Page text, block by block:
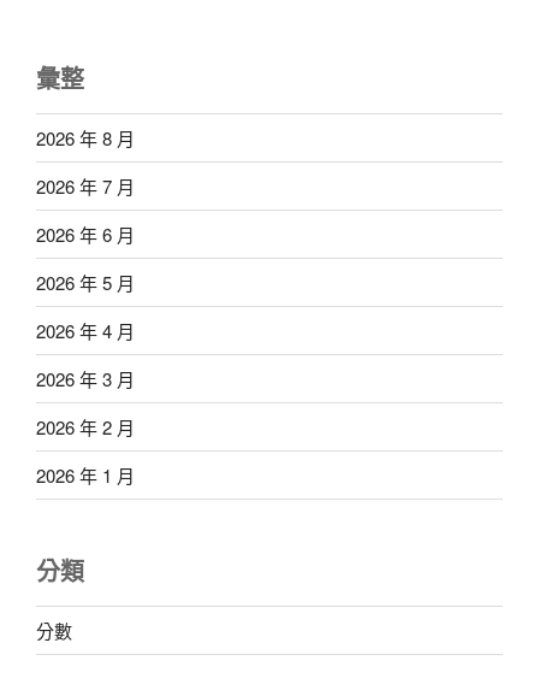
彙整
2026 年 8 月
2026 年 7 月
2026 年 6 月
2026 年 5 月
2026 年 4 月
2026 年 3 月
2026 年 2 月
2026 年 1 月
分類
分數